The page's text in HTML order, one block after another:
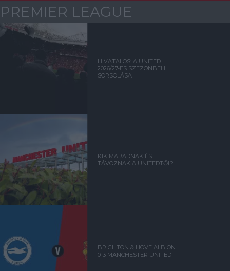
PREMIER LEAGUE
HIVATALOS: A UNITED
2026/27-ES SZEZONBELI
SORSOLÁSA
KIK MARADNAK ÉS
TÁVOZNAK A UNITEDTŐL?
BRIGHTON & HOVE ALBION
0-3 MANCHESTER UNITED